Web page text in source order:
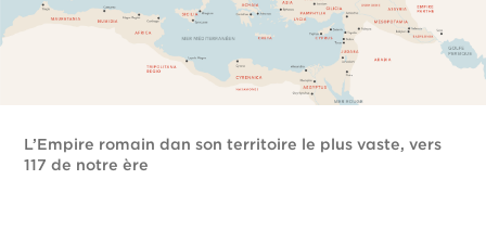
L’Empire romain dan son territoire le plus vaste, vers
117 de notre ère